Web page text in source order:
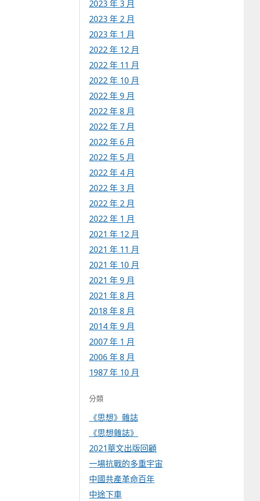
2023 年 3 月
2023 年 2 月
2023 年 1 月
2022 年 12 月
2022 年 11 月
2022 年 10 月
2022 年 9 月
2022 年 8 月
2022 年 7 月
2022 年 6 月
2022 年 5 月
2022 年 4 月
2022 年 3 月
2022 年 2 月
2022 年 1 月
2021 年 12 月
2021 年 11 月
2021 年 10 月
2021 年 9 月
2021 年 8 月
2018 年 8 月
2014 年 9 月
2007 年 1 月
2006 年 8 月
1987 年 10 月
分類
《思想》雜誌
《思想雜誌》
2021華文出版回顧
一場抗戰的多重宇宙
中國共產革命百年
中途下車